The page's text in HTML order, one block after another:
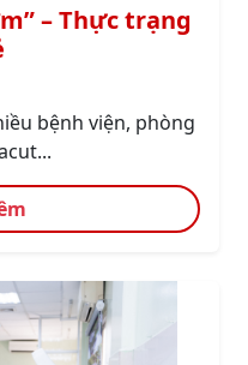
– Thực trạng
bệnh viện, phòng